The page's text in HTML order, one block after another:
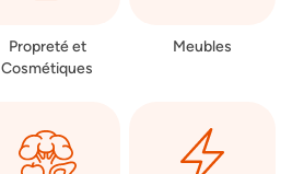
Propreté et
Cosmétiques
Meubles